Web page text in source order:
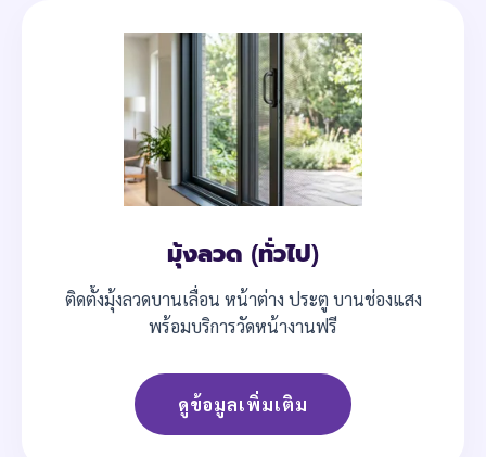
มุ้งลวด (ทั่วไป)
ติดตั้งมุ้งลวดบานเลื่อน หน้าต่าง ประตู บานช่องแสง
พร้อมบริการวัดหน้างานฟรี
ดูข้อมูลเพิ่มเติม